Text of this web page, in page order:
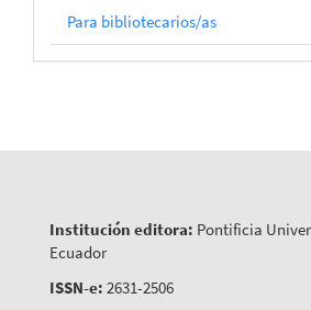
Para bibliotecarios/as
Institución editora: Pontificia
Ecuador
ISSN-e: 2631-2506